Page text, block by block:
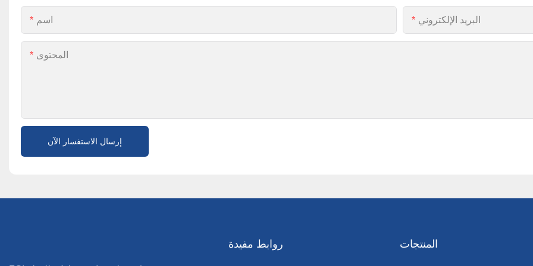
اسم البريد الإلكتروني
المحتوى
إرسال الاستفسار الآن
روابط مفيدة المنتجات